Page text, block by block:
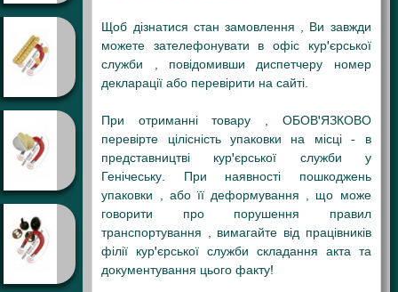
Щоб дізнатися стан замовлення , Ви завжди
можете зателефонувати в офіс кур'єрської
служби , повідомивши диспетчеру номер
декларації або перевірити на сайті.
При отриманні товару , ОБОВ'ЯЗКОВО
перевірте цілісність упаковки на місці - в
представництві кур'єрської служби у
Генічеську. При наявності пошкоджень
упаковки , або її деформування , що може
говорити про порушення правил
транспортування , вимагайте від працівників
філії кур'єрської служби складання акта та
документування цього факту!